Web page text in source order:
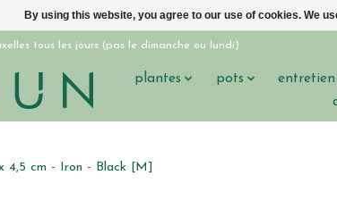
tous les jours (pas le dimanche ou lundi)
plantes pots entretien
x 4,5 cm - Iron - Black [M]
By using this website, you agree to our use of cookies. We